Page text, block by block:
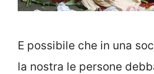
E possibile che in una
la nostra le persone